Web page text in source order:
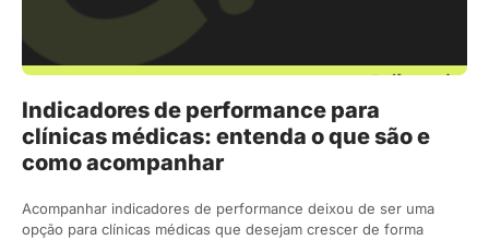
Indicadores de performance para
clínicas médicas: entenda o que são e
como acompanhar
Acompanhar indicadores de performance deixou de ser uma
opção para clínicas médicas que desejam crescer de forma